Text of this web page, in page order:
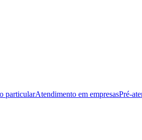
particularAtendimento em empresasPré-